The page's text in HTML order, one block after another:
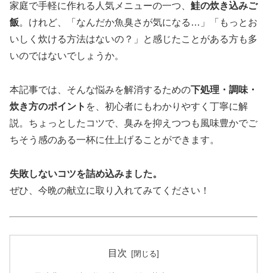
家庭で手軽に作れる人気メニューの一つ、 鮭の炊き込みご
飯。けれど、「なんだか魚臭さが気になる…」「もっとお
いしく炊ける方法はないの？」と感じたことがある方も多
いのではないでしょうか。
本記事では、そんな悩みを解消するための下処理・調味・
炊き方のポイント を、初心者にもわかりやすく丁寧に解
説。ちょっとしたコツで、臭みを抑えつつも風味豊かでご
ちそう感のある一杯に仕上げることができます。
失敗しないコツを詰め込みました。
ぜひ、今晩の献立に取り入れてみてください！
目次